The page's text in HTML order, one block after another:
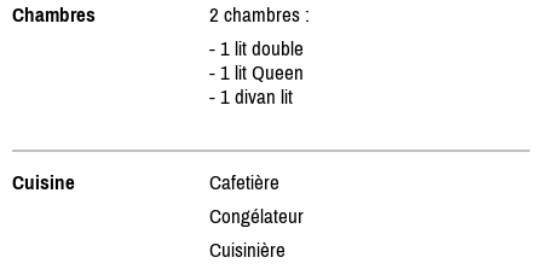
Chambres
2 chambres :
- 1 lit double
- 1 lit Queen
- 1 divan lit
Cuisine
Cafetière
Congélateur
Cuisinière